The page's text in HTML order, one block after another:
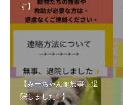
す】
【みーちゃん🎀無事、退
院しました✨】